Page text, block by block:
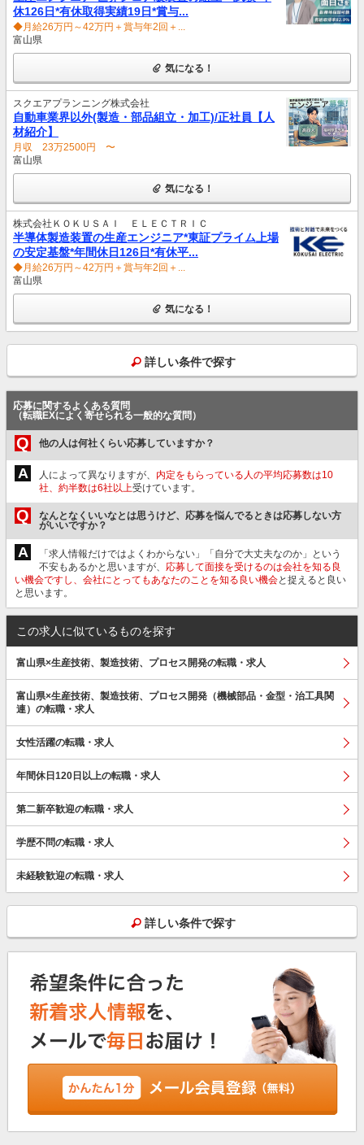
休126日*有休取得実績19日*賞与...
◆月給26万円～42万円＋賞与年2回＋...
富山県
気になる！
スクエアプランニング株式会社
自動車業界以外(製造・部品組立・加工)/正社員【人
材紹介】
月収 23万2500円 〜
富山県
気になる！
株式会社ＫＯＫＵＳＡＩ ＥＬＥＣＴＲＩＣ
半導体製造装置の生産エンジニア*東証プライム上場
の安定基盤*年間休日126日*有休平...
◆月給26万円～42万円＋賞与年2回＋...
富山県
気になる！
詳しい条件で探す
応募に関するよくある質問
（転職EXによく寄せられる一般的な質問）
Q 他の人は何社くらい応募していますか？
A 人によって異なりますが、 内定をもらっている人の平均応募数は10
社、約半数は6社以上受けています。
Q
なんとなくいいなとは思うけど、応募を悩んでるときは応募しない方
がいいですか？
A
「求人情報だけではよくわからない」「自分で大丈夫なのか」という
不安もあるかと思いますが、 応募して面接を受けるのは会社を知る良
い機会ですし、会社にとってもあなたのことを知る良い機会と捉えると良い
と思います。
この求人に似ているものを探す
富山県×生産技術、製造技術、プロセス開発の転職・求人
富山県×生産技術、製造技術、プロセス開発（機械部品・金型・治工具関
連）の転職・求人
女性活躍の転職・求人
年間休日120日以上の転職・求人
第二新卒歓迎の転職・求人
学歴不問の転職・求人
未経験歓迎の転職・求人
詳しい条件で探す